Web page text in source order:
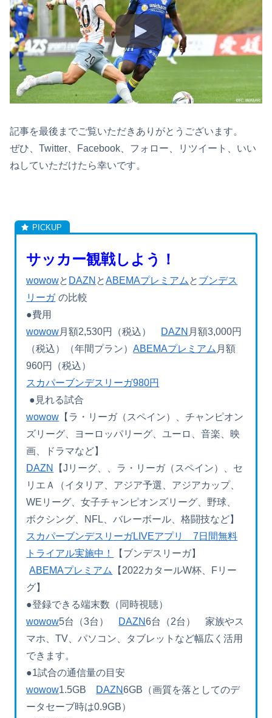
記事を最後までご覧いただきありがとうございます。
ぜひ、Twitter、Facebook、フォロー、リツイート、いい
ねしていただけたら幸いです。
サッカー観戦しよう！
wowowと DAZN とABEMAプレミアム と ブンデス
リーガ の比較
●費用
wowow月額2,530円（税込） DAZN 月額3,000円
（税込）（年間プラン）ABEMAプレミアム 月額
960円（税込）
スカパーブンデスリーガ980円
●見れる試合
wowow 【ラ・リーガ（スペイン）、チャンピオン
ズリーグ、ヨーロッパリーグ、ユーロ、音楽、映
画、ドラマなど】
DAZN
【Jリーグ、、ラ・リーガ（スペイン）、セ
リエＡ（イタリア、アジア予選、アジアカップ、
WEリーグ、女子チャンピオンズリーグ、野球、
ボクシング、NFL、バレーボール、格闘技など】
スカパーブンデスリーガLIVEアプリ 7日間無料
トライアル実施中！
【ブンデスリーガ】
ABEMAプレミアム
【2022カタールW杯、Fリー
グ】
●登録できる端末数（同時視聴）
wowow5台（3台） DAZN6台（2台） 家族やス
マホ、TV、パソコン、タブレットなど幅広く活用
できます。
●1試合の通信量の目安
wowow1.5GB DAZN6GB（画質を落としてのデ
ータセーブ時は0.9GB）